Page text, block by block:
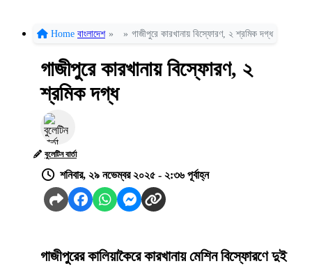
Home বাংলাদেশ » » গাজীপুরে কারখানায় বিস্ফোরণ, ২ শ্রমিক দগ্ধ
গাজীপুরে কারখানায় বিস্ফোরণ, ২
শ্রমিক দগ্ধ
বুলেটিন বার্তা
শনিবার, ২৯ নভেম্বর ২০২৫ - ২:৩৬ পূর্বাহ্ন
গাজীপুরের কালিয়াকৈরে কারখানায় মেশিন বিস্ফোরণে দুই